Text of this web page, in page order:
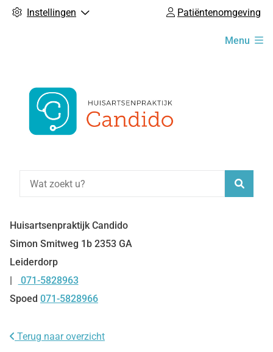
Instellingen Patiëntenomgeving
Menu
Huisartsenpraktijk Candido
Simon Smitweg 1b 2353 GA
Leiderdorp
Tel:
071-5828963
Spoed 071-5828966
Terug naar overzicht